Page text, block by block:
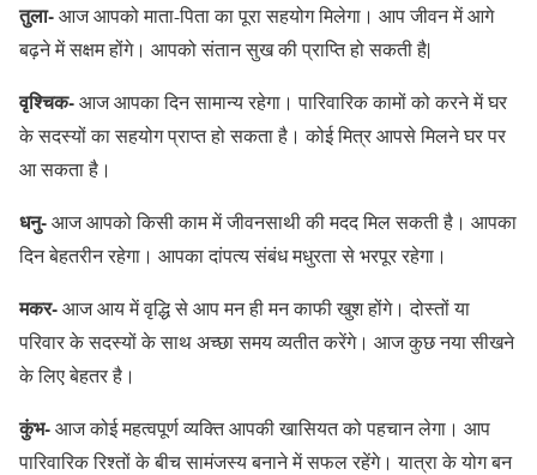
तुला-आज आपको माता-पिता का पूरा सहयोग मिलेगा। आप जीवन में आगे
बढ़ने में सक्षम होंगे। आपको संतान सुख की प्राप्ति हो सकती है|
वृश्चिक-आज आपका दिन सामान्य रहेगा। पारिवारिक कामों को करने में घर
के सदस्यों का सहयोग प्राप्त हो सकता है। कोई मित्र आपसे मिलने घर पर
आ सकता है।
धनु-आज आपको किसी काम में जीवनसाथी की मदद मिल सकती है। आपका
दिन बेहतरीन रहेगा। आपका दांपत्य संबंध मधुरता से भरपूर रहेगा।
मकर-आज आय में वृद्धि से आप मन ही मन काफी खुश होंगे। दोस्तों या
परिवार के सदस्यों के साथ अच्छा समय व्यतीत करेंगे। आज कुछ नया सीखने
के लिए बेहतर है।
कुंभ-आज कोई महत्वपूर्ण व्यक्ति आपकी खासियत को पहचान लेगा। आप
पारिवारिक रिश्तों के बीच सामंजस्य बनाने में सफल रहेंगे। यात्रा के योग बन